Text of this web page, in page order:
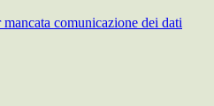
mancata comunicazione dei dati